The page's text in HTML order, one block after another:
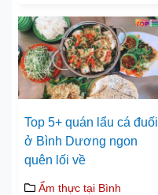
Top 5+ quán lẩu cá đuối
ở Bình Dương ngon
quên lối về
Ẩm thực tại Bình